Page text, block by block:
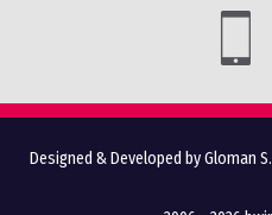
Designed & Developed by Gloman